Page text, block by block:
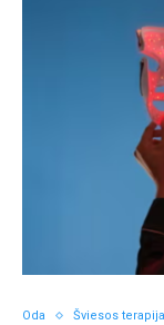
Oda Šviesos terapija